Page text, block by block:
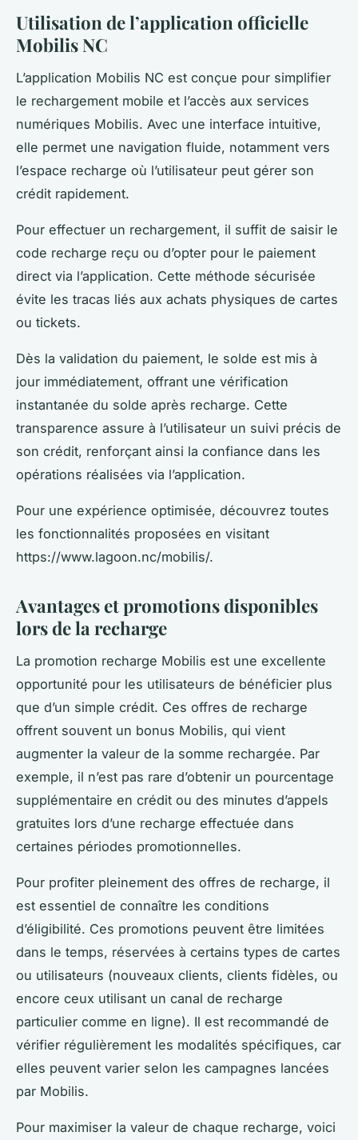
Utilisation de l’application officielle
Mobilis NC
L’application Mobilis NC est conçue pour simplifier
le rechargement mobile et l’accès aux services
numériques Mobilis. Avec une interface intuitive,
elle permet une navigation fluide, notamment vers
l’espace recharge où l’utilisateur peut gérer son
crédit rapidement.
Pour effectuer un rechargement, il suffit de saisir le
code recharge reçu ou d’opter pour le paiement
direct via l’application. Cette méthode sécurisée
évite les tracas liés aux achats physiques de cartes
ou tickets.
Dès la validation du paiement, le solde est mis à
jour immédiatement, offrant une vérification
instantanée du solde après recharge. Cette
transparence assure à l’utilisateur un suivi précis de
son crédit, renforçant ainsi la confiance dans les
opérations réalisées via l’application.
Pour une expérience optimisée, découvrez toutes
les fonctionnalités proposées en visitant
https://www.lagoon.nc/mobilis/.
Avantages et promotions disponibles
lors de la recharge
La promotion recharge Mobilis est une excellente
opportunité pour les utilisateurs de bénéficier plus
que d’un simple crédit. Ces offres de recharge
offrent souvent un bonus Mobilis, qui vient
augmenter la valeur de la somme rechargée. Par
exemple, il n’est pas rare d’obtenir un pourcentage
supplémentaire en crédit ou des minutes d’appels
gratuites lors d’une recharge effectuée dans
certaines périodes promotionnelles.
Pour profiter pleinement des offres de recharge, il
est essentiel de connaître les conditions
d’éligibilité. Ces promotions peuvent être limitées
dans le temps, réservées à certains types de cartes
ou utilisateurs (nouveaux clients, clients fidèles, ou
encore ceux utilisant un canal de recharge
particulier comme en ligne). Il est recommandé de
vérifier régulièrement les modalités spécifiques, car
elles peuvent varier selon les campagnes lancées
par Mobilis.
Pour maximiser la valeur de chaque recharge, voici